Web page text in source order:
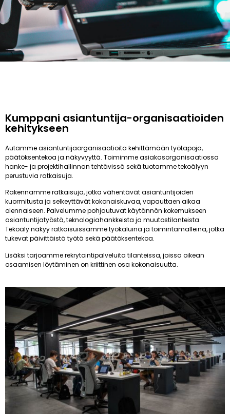
Kumppani asiantuntija-organisaatioiden
kehitykseen
Autamme asiantuntijaorganisaatioita kehittämään työtapoja,
päätöksentekoa ja näkyvyyttä. Toimimme asiakasorganisaatiossa
hanke- ja projektihallinnan tehtävissä sekä tuotamme tekoälyyn
perustuvia ratkaisuja.
Rakennamme ratkaisuja, jotka vähentävät asiantuntijoiden
kuormitusta ja selkeyttävät kokonaiskuvaa, vapauttaen aikaa
olennaiseen. Palvelumme pohjautuvat käytännön kokemukseen
asiantuntijatyöstä, teknologiahankkeista ja muutostilanteista.
Tekoäly näkyy ratkaisuissamme työkaluina ja toimintamalleina, jotka
tukevat päivittäistä työtä sekä päätöksentekoa.
Lisäksi tarjoamme rekrytointipalveluita tilanteissa, joissa oikean
osaamisen löytäminen on kriittinen osa kokonaisuutta.